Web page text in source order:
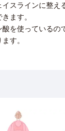
イスラインに整え
ます。
酸を使っているの
す。